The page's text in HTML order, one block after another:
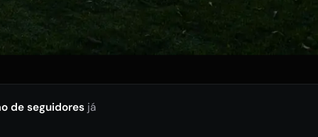
de seguidoresjá